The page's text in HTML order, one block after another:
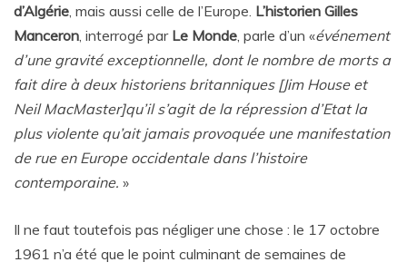
d’Algérie, mais aussi celle de l’Europe. L’historien Gilles
Manceron, interrogé par Le Monde, parle d’un «événement
d’une gravité exceptionnelle, dont le nombre de morts a
fait dire à deux historiens britanniques [Jim House et
Neil MacMaster]qu’il s’agit de la répression d’Etat la
plus violente qu’ait jamais provoquée une manifestation
de rue en Europe occidentale dans l’histoire
contemporaine. »
Il ne faut toutefois pas négliger une chose : le 17 octobre
1961 n’a été que le point culminant de semaines de